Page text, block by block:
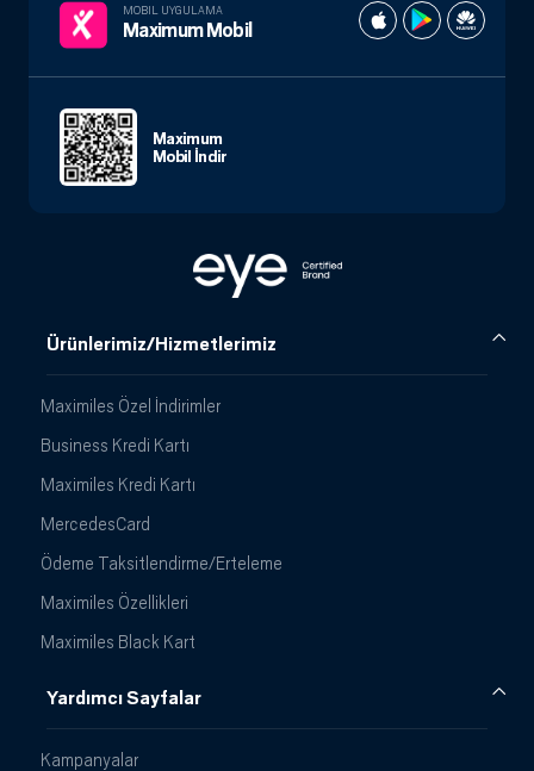
Ürünlerimiz/Hizmetlerimiz
Maximiles Özel İndirimler
Business Kredi Kartı
Maximiles Kredi Kartı
MercedesCard
Ödeme Taksitlendirme/Erteleme
Maximiles Özellikleri
Maximiles Black Kart
Yardımcı Sayfalar
Kampanyalar
MOBIL UYGULAMA
Maximum Mobil
Maximum
Mobil İndir